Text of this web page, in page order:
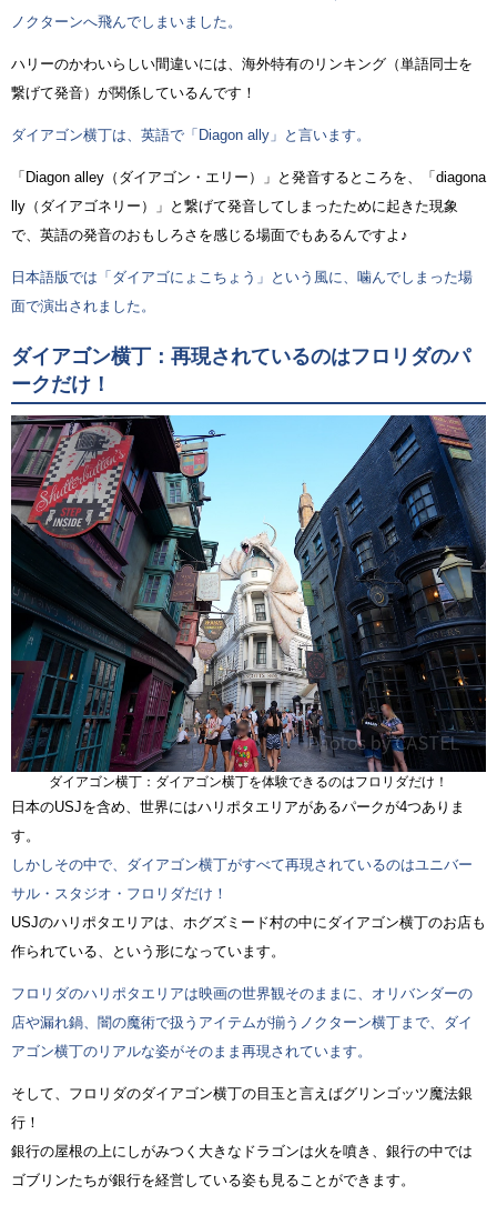
ノクターンへ飛んでしまいました。
ハリーのかわいらしい間違いには、海外特有のリンキング（単語同士を
繋げて発音）が関係しているんです！
ダイアゴン横丁は、英語で「Diagon ally」と言います。
「Diagon alley（ダイアゴン・エリー）」と発音するところを、「diagona
lly（ダイアゴネリー）」と繋げて発音してしまったために起きた現象
で、英語の発音のおもしろさを感じる場面でもあるんですよ♪
日本語版では「ダイアゴにょこちょう」という風に、噛んでしまった場
面で演出されました。
ダイアゴン横丁：再現されているのはフロリダのパ
ークだけ！
ダイアゴン横丁：ダイアゴン横丁を体験できるのはフロリダだけ！
日本のUSJを含め、世界にはハリポタエリアがあるパークが4つありま
す。
しかしその中で、ダイアゴン横丁がすべて再現されているのはユニバー
サル・スタジオ・フロリダだけ！
USJのハリポタエリアは、ホグズミード村の中にダイアゴン横丁のお店も
作られている、という形になっています。
フロリダのハリポタエリアは映画の世界観そのままに、オリバンダーの
店や漏れ鍋、闇の魔術で扱うアイテムが揃うノクターン横丁まで、ダイ
アゴン横丁のリアルな姿がそのまま再現されています。
そして、フロリダのダイアゴン横丁の目玉と言えばグリンゴッツ魔法銀
行！
銀行の屋根の上にしがみつく大きなドラゴンは火を噴き、銀行の中では
ゴブリンたちが銀行を経営している姿も見ることができます。